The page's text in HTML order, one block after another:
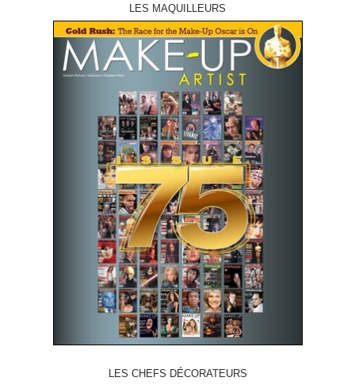
LES MAQUILLEURS
LES CHEFS DÉCORATEURS